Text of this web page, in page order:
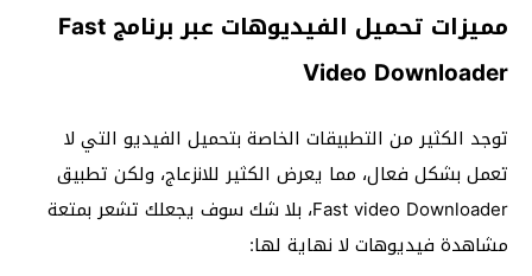
مميزات تحميل الفيديوهات عبر برنامج Fast
Video Downloader
توجد الكثير من التطبيقات الخاصة بتحميل الفيديو التي لا
تعمل بشكل فعال، مما يعرض الكثير للانزعاج، ولكن تطبيق
Fast video Downloader، بلا شك سوف يجعلك تشعر بمتعة
مشاهدة فيديوهات لا نهاية لها: